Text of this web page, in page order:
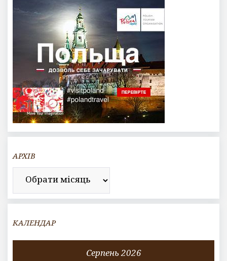
АРХІВ
Архів
КАЛЕНДАР
Серпень 2026